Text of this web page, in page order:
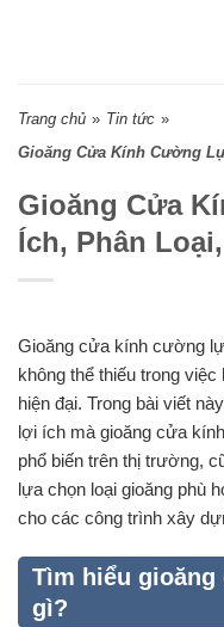
Trang chủ » Tin tức »
Gioăng Cửa Kính Cường
Gioăng Cửa
Ích, Phân
Gioăng cửa kính cường
không thể thiếu trong
hiện đại. Trong bài viết
lợi ích mà gioăng cửa
phổ biến trên thị trường,
lựa chọn loại gioăng phù
cho các công trình xây
Tìm hiểu
gì?